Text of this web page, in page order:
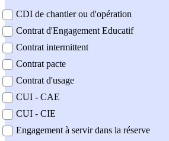
CDI de chantier ou d'opération
Contrat d'Engagement Educatif
Contrat intermittent
Contrat pacte
Contrat d'usage
CUI - CAE
CUI - CIE
Engagement à servir dans la réserve